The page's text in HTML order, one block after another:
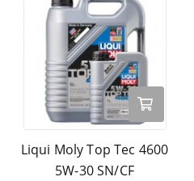
Liqui Moly Top Tec 4600
5W-30 SN/CF